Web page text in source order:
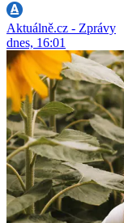
Aktuálně.cz - Zprávy
dnes, 16:01